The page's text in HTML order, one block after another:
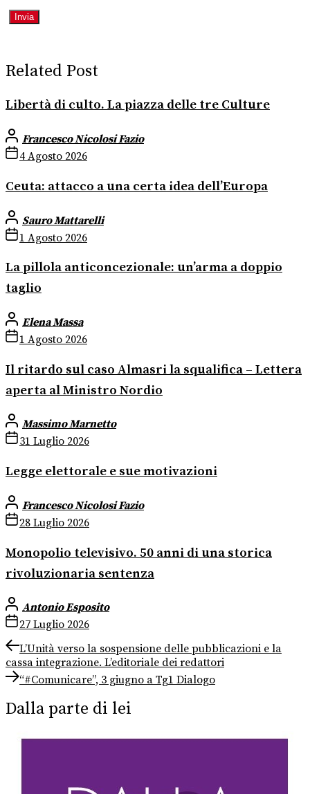
Related Post
Libertà di culto. La piazza delle tre Culture
Francesco Nicolosi Fazio
4 Agosto 2026
Ceuta: attacco a una certa idea dell’Europa
Sauro Mattarelli
1 Agosto 2026
La pillola anticoncezionale: un’arma a doppio
taglio
Elena Massa
1 Agosto 2026
Il ritardo sul caso Almasri la squalifica – Lettera
aperta al Ministro Nordio
Massimo Marnetto
31 Luglio 2026
Legge elettorale e sue motivazioni
Francesco Nicolosi Fazio
28 Luglio 2026
Monopolio televisivo. 50 anni di una storica
rivoluzionaria sentenza
Antonio Esposito
27 Luglio 2026
Navigazione
articoli
Previous
post:
L’Unità verso la sospensione delle pubblicazioni e la
cassa integrazione. L’editoriale dei redattori
Next
“#Comunicare”, 3 giugno a Tg1 Dialogo
Dalla parte di lei